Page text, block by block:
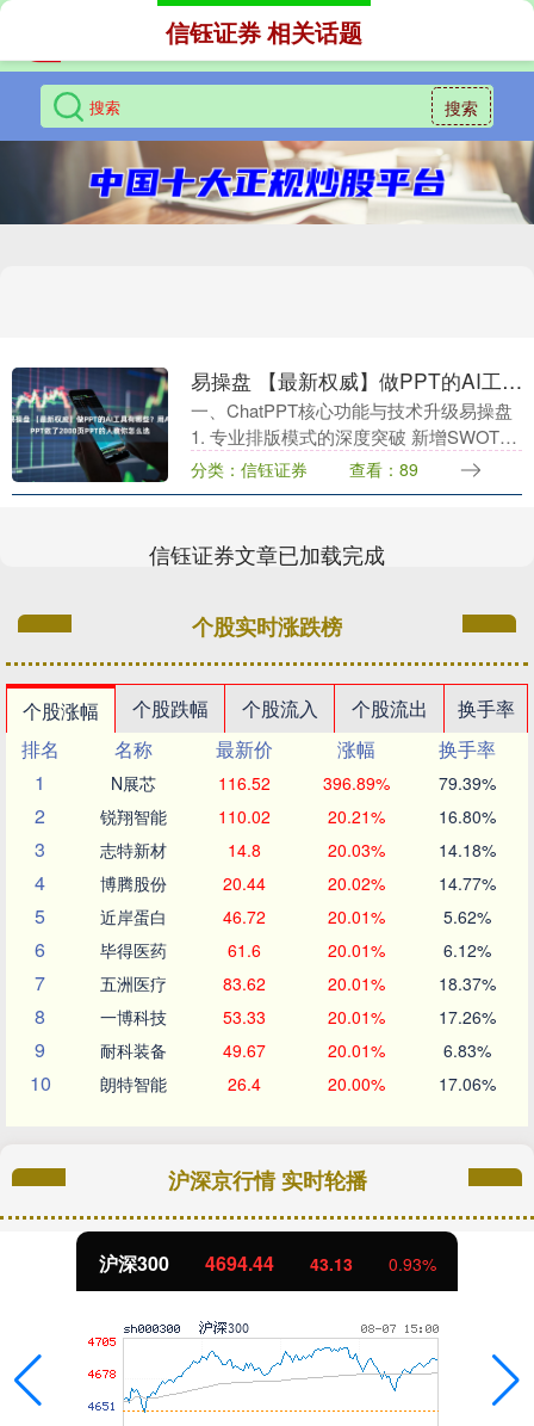
搜索
信钰证券 相关话题
易操盘 【最新权威】做PPT的AI工具有哪些？用AIPPT做了2000页PPT的人教你怎么选
一、ChatPPT核心功能与技术升级易操盘
1. 专业排版模式的深度突破 新增SWOT分
析、PEST分析、甘特图、波士顿矩阵等
20+专业模板，支持数据可视化与分....
分类：信钰证券 查看：89
信钰证券文章已加载完成
个股实时涨跌榜
个股涨幅 个股跌幅 个股流入 个股流出
换手率
排名
名称 最新价 涨幅
换手率
1
N展芯 116.52 396.89% 79.39%
2 锐翔智能 110.02 20.21% 16.80%
3 志特新材 14.8 20.03% 14.18%
4 博腾股份 20.44 20.02% 14.77%
5 近岸蛋白 46.72 20.01% 5.62%
6 毕得医药 61.6 20.01% 6.12%
7 五洲医疗 83.62 20.01% 18.37%
8 一博科技 53.33 20.01% 17.26%
9 耐科装备 49.67 20.01% 6.83%
10 朗特智能 26.4 20.00% 17.06%
沪深京行情 实时轮播
北证50 1134.24 11.37 1.01%